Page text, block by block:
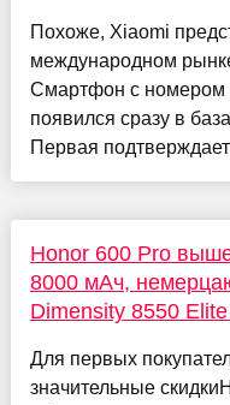
Похоже, Xiaomi
международном
Смартфон с номером
появился сразу в
Первая подтверждает
Honor 600 Pro
8000 мАч,
Dimensity 8550
Для первых
значительные